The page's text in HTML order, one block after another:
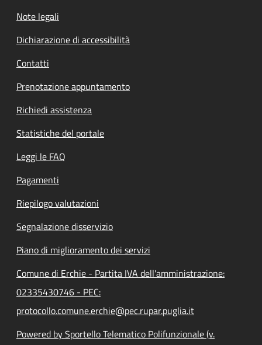
Note legali
Dichiarazione di accessibilità
Contatti
Prenotazione appuntamento
Richiedi assistenza
Statistiche del portale
Leggi le FAQ
Pagamenti
Riepilogo valutazioni
Segnalazione disservizio
Piano di miglioramento dei servizi
Comune di Erchie - Partita IVA dell'amministrazione:
02335430746 - PEC:
protocollo.comune.erchie@pec.rupar.puglia.it
Powered by Sportello Telematico Polifunzionale (v.